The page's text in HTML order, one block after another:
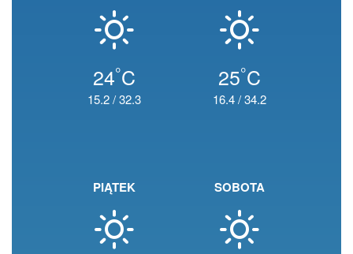
24°C
15.2/32.3
25°C
16.4/34.2
PIĄTEK SOBOTA